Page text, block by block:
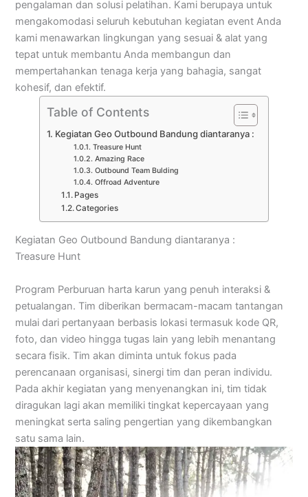
pengalaman dan solusi pelatihan. Kami berupaya untuk
mengakomodasi seluruh kebutuhan kegiatan event Anda
kami menawarkan lingkungan yang sesuai & alat yang
tepat untuk membantu Anda membangun dan
mempertahankan tenaga kerja yang bahagia, sangat
kohesif, dan efektif.
Table of Contents
Kegiatan Geo Outbound Bandung diantaranya :
Treasure Hunt
Amazing Race
Outbound Team Bulding
Offroad Adventure
Pages
Categories
Kegiatan Geo Outbound Bandung diantaranya :
Treasure Hunt
Program Perburuan harta karun yang penuh interaksi &
petualangan. Tim diberikan bermacam-macam tantangan
mulai dari pertanyaan berbasis lokasi termasuk kode QR,
foto, dan video hingga tugas lain yang lebih menantang
secara fisik. Tim akan diminta untuk fokus pada
perencanaan organisasi, sinergi tim dan peran individu.
Pada akhir kegiatan yang menyenangkan ini, tim tidak
diragukan lagi akan memiliki tingkat kepercayaan yang
meningkat serta saling pengertian yang dikembangkan
satu sama lain.